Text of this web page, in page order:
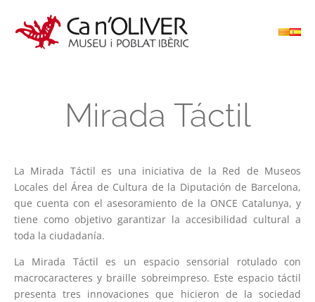
Mirada Táctil
La Mirada Táctil es una iniciativa de la Red de Museos
Locales del Área de Cultura de la Diputación de Barcelona,
que cuenta con el asesoramiento de la ONCE Catalunya, y
tiene como objetivo garantizar la accesibilidad cultural a
toda la ciudadanía.
La Mirada Táctil es un espacio sensorial rotulado con
macrocaracteres y braille sobreimpreso. Este espacio táctil
presenta tres innovaciones que hicieron de la sociedad